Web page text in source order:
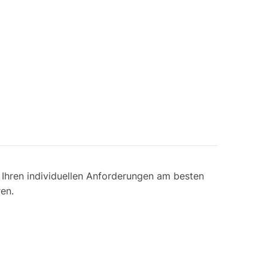
individuellen Anforderungen am besten